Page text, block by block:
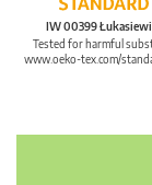
IW 00399
Tested for harmful
www.oeko-tex.com/